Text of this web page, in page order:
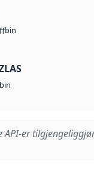
bin
bin
API-er